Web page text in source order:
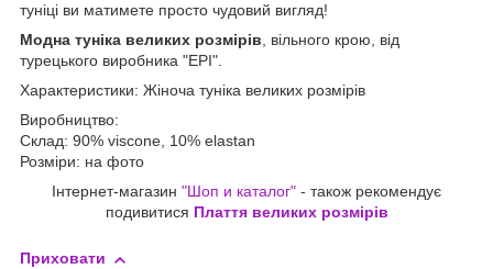
туніці ви матимете просто чудовий вигляд!
Модна туніка великих розмірів, вільного крою, від
турецького виробника "EPI".
Характеристики: Жіноча туніка великих розмірів
Виробництво:
Склад: 90% viscone, 10% elastan
Розміри: на фото
Інтернет-магазин "Шоп и каталог" - також рекомендує
подивитися Плаття великих розмірів
Приховати